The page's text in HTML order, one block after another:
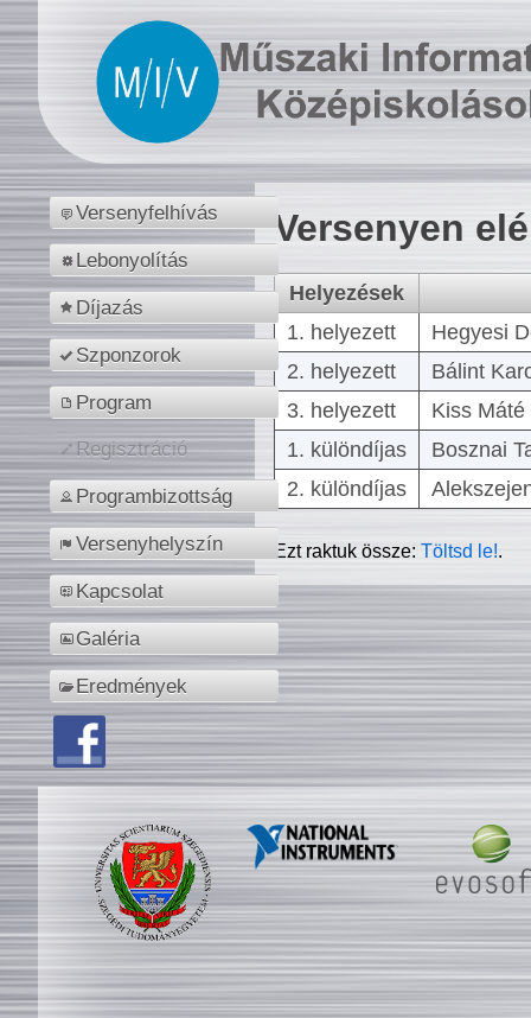
Versenyfelhívás
Lebonyolítás
Díjazás
Szponzorok
Program
Regisztráció
Programbizottság
Versenyhelyszín
Kapcsolat
Galéria
Eredmények
Versenyen
Helyezések
1. helyezett
Hegyesi
2. helyezett
Bálint
3. helyezett
Kiss
1. különdíjas
Bosznai
2. különdíjas
Ezt raktuk össze:Töltsd le!.